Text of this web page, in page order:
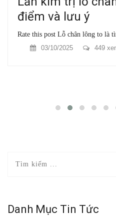
điểm và lưu ý
Rate this post Lỗ chân lông to là
03/10/2025
449
Danh Mục Tin Tức